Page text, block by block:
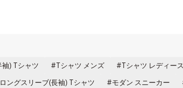
) Tシャツ Tシャツ メンズ Tシャツ レディース
ロングスリーブ(長袖) Tシャツ モダン スニーカー